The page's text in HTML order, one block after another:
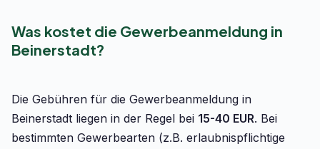
Was kostet die Gewerbeanmeldung in
Beinerstadt?
Die Gebühren für die Gewerbeanmeldung in
Beinerstadt liegen in der Regel bei 15-40 EUR. Bei
bestimmten Gewerbearten (z.B. erlaubnispflichtige